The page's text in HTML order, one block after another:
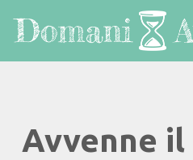
Avvenne